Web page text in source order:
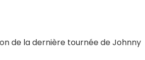
de la dernière tournée de Johnny